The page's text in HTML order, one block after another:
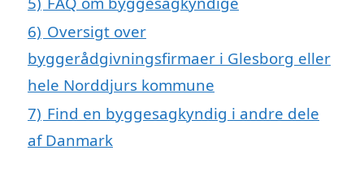
6) Oversigt over
byggerådgivningsfirmaer i Glesborg eller
hele Norddjurs kommune
7) Find en byggesagkyndig i andre dele
af Danmark